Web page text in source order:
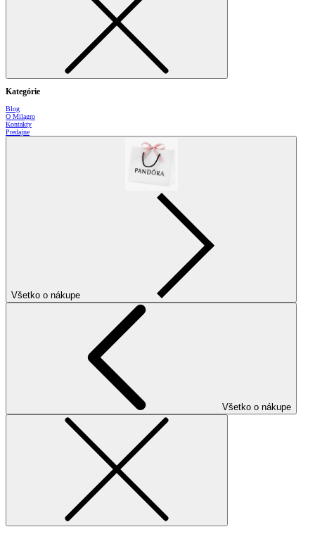
Kategórie
Blog
O Milagro
Kontakty
Predajne
Všetko o nákupe
Všetko o nákupe